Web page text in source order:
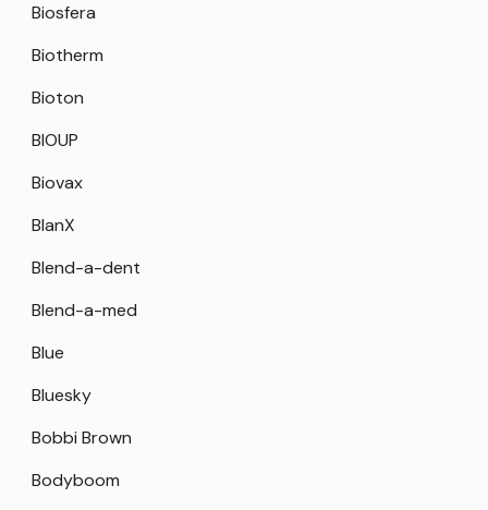
Biosfera
Biotherm
Bioton
BIOUP
Biovax
BlanX
Blend-a-dent
Blend-a-med
Blue
Bluesky
Bobbi Brown
Bodyboom